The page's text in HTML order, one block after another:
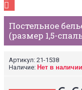
Постельное
(размер 1,5-
Артикул: 21-1538
Наличие: Нет в наличии